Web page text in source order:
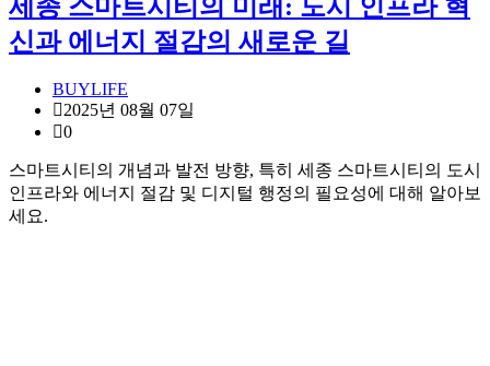
세종 스마트시티의 미래: 도시 인프라 혁
신과 에너지 절감의 새로운 길
BUYLIFE
2025년 08월 07일
0
스마트시티의 개념과 발전 방향, 특히 세종 스마트시티의 도시
인프라와 에너지 절감 및 디지털 행정의 필요성에 대해 알아보
세요.